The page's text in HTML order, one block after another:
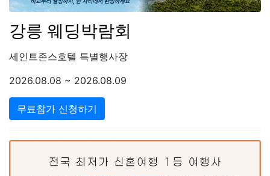
강릉 웨딩박람회
세인트존스호텔 특별행사장
2026.08.08 ~ 2026.08.09
무료참가 신청하기